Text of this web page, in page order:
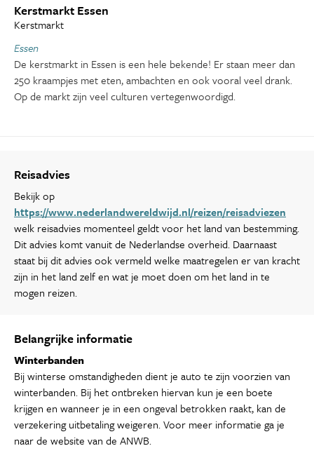
Kerstmarkt Essen
Kerstmarkt
Essen
De kerstmarkt in Essen is een hele bekende! Er staan meer dan
250 kraampjes met eten, ambachten en ook vooral veel drank.
Op de markt zijn veel culturen vertegenwoordigd.
Reisadvies
Bekijk op
https://www.nederlandwereldwijd.nl/reizen/reisadviezen
welk reisadvies momenteel geldt voor het land van bestemming.
Dit advies komt vanuit de Nederlandse overheid. Daarnaast
staat bij dit advies ook vermeld welke maatregelen er van kracht
zijn in het land zelf en wat je moet doen om het land in te
mogen reizen.
Belangrijke informatie
Winterbanden
Bij winterse omstandigheden dient je auto te zijn voorzien van
winterbanden. Bij het ontbreken hiervan kun je een boete
krijgen en wanneer je in een ongeval betrokken raakt, kan de
verzekering uitbetaling weigeren. Voor meer informatie ga je
naar de website van de ANWB.